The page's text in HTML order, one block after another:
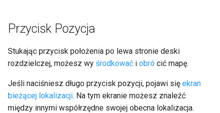
odległości
Panel rowerowy
Przycisk Pozycja
Stukając przycisk położenia po lewa stronie deski
rozdzielczej, możesz wy środkować i obró cić mapę.
Jeśli naciśniesz długo przycisk pozycji, pojawi się ekran
bieżącej lokalizacji. Na tym ekranie możesz znaleźć
między innymi współrzędne swojej obecna lokalizacja.